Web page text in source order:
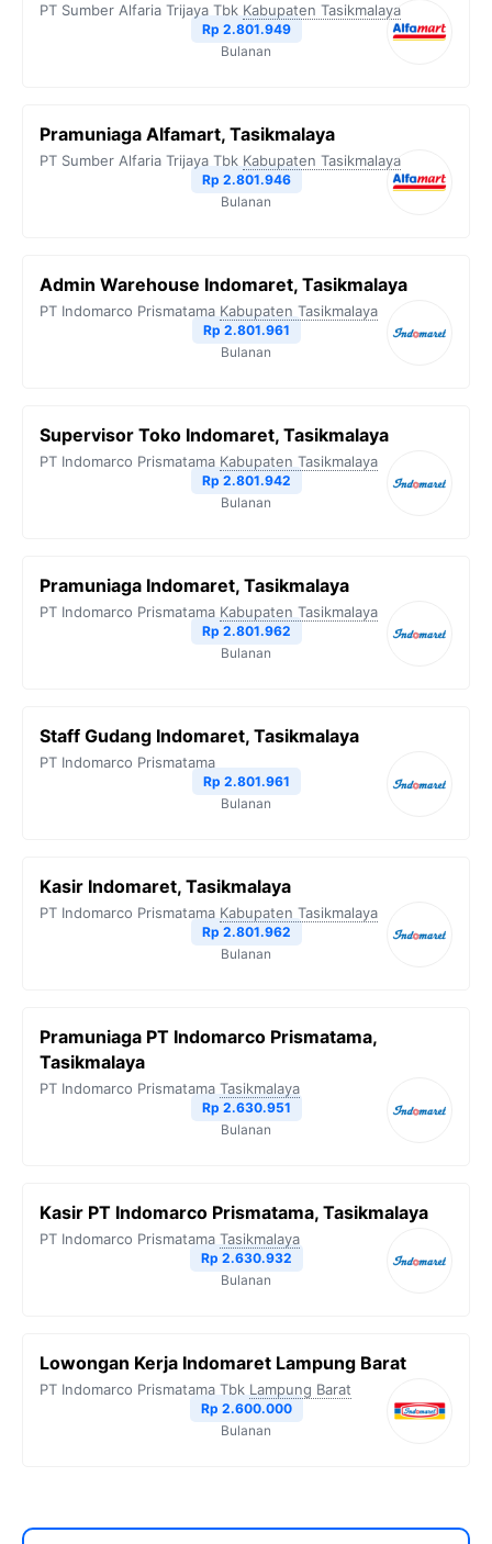
PT Sumber Alfaria Trijaya Tbk Kabupaten Tasikmalaya
Rp 2.801.949
Bulanan
Pramuniaga Alfamart, Tasikmalaya
PT Sumber Alfaria Trijaya Tbk Kabupaten Tasikmalaya
Rp 2.801.946
Bulanan
Admin Warehouse Indomaret, Tasikmalaya
PT Indomarco Prismatama Kabupaten Tasikmalaya
Rp 2.801.961
Bulanan
Supervisor Toko Indomaret, Tasikmalaya
PT Indomarco Prismatama Kabupaten Tasikmalaya
Rp 2.801.942
Bulanan
Pramuniaga Indomaret, Tasikmalaya
PT Indomarco Prismatama Kabupaten Tasikmalaya
Rp 2.801.962
Bulanan
Staff Gudang Indomaret, Tasikmalaya
PT Indomarco Prismatama
Rp 2.801.961
Bulanan
Kasir Indomaret, Tasikmalaya
PT Indomarco Prismatama Kabupaten Tasikmalaya
Rp 2.801.962
Bulanan
Pramuniaga PT Indomarco Prismatama,
Tasikmalaya
PT Indomarco Prismatama Tasikmalaya
Rp 2.630.951
Bulanan
Kasir PT Indomarco Prismatama, Tasikmalaya
PT Indomarco Prismatama Tasikmalaya
Rp 2.630.932
Bulanan
Lowongan Kerja Indomaret Lampung Barat
PT Indomarco Prismatama Tbk Lampung Barat
Rp 2.600.000
Bulanan